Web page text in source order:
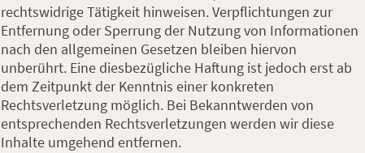
rechtswidrige Tätigkeit hinweisen. Verpflichtungen zur
Entfernung oder Sperrung der Nutzung von Informationen
nach den allgemeinen Gesetzen bleiben hiervon
unberührt. Eine diesbezügliche Haftung ist jedoch erst ab
dem Zeitpunkt der Kenntnis einer konkreten
Rechtsverletzung möglich. Bei Bekanntwerden von
entsprechenden Rechtsverletzungen werden wir diese
Inhalte umgehend entfernen.